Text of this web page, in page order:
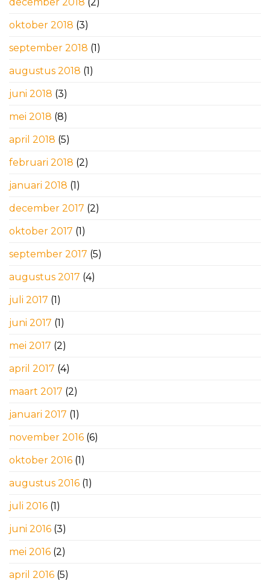
oktober 2018 (3)
september 2018 (1)
augustus 2018 (1)
juni 2018 (3)
mei 2018 (8)
april 2018 (5)
februari 2018 (2)
januari 2018 (1)
december 2017 (2)
oktober 2017 (1)
september 2017 (5)
augustus 2017 (4)
juli 2017 (1)
juni 2017 (1)
mei 2017 (2)
april 2017 (4)
maart 2017 (2)
januari 2017 (1)
november 2016 (6)
oktober 2016 (1)
augustus 2016 (1)
juli 2016 (1)
juni 2016 (3)
mei 2016 (2)
april 2016 (5)